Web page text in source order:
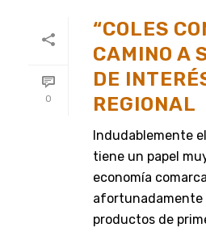
0
“COLES
CAMINO A
DE
REGIONAL
Indudablemente
tiene un papel
economía
afortunadamente
productos de